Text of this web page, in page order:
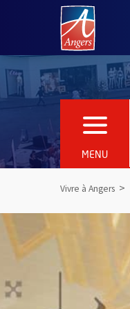
MENU
OUVRIR LE MENU
Vivre à Angers